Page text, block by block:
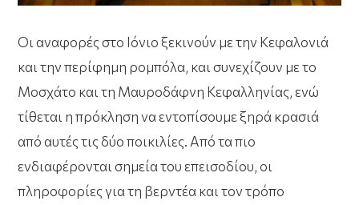
Οι αναφορές στο Ιόνιο ξεκινούν με την Κεφαλονιά
και την περίφημη ρομπόλα, και συνεχίζουν με το
Μοσχάτο και τη Μαυροδάφνη Κεφαλληνίας, ενώ
τίθεται η πρόκληση να εντοπίσουμε ξηρά κρασιά
από αυτές τις δύο ποικιλίες. Από τα πιο
ενδιαφέρονται σημεία του επεισοδίου, οι
πληροφορίες για τη βερντέα και τον τρόπο